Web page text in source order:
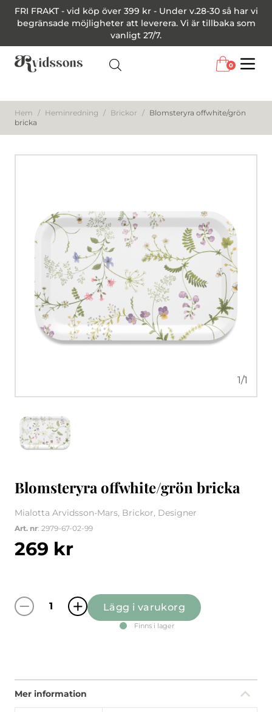
FRI FRAKT - vid köp över 399 kr - Under v.28-30 så har vi
begränsade möjligheter att leverera. Vi är tillbaka som
vanligt 27/7.
0
Hem / Heminredning / Brickor / Blomsteryra offwhite/grön
bricka
1/1
Blomsteryra offwhite/grön bricka
Mialotta Arvidsson-Mars, Brickor, Designer
Art. nr: 2979-67-02-99
269 kr
Blomsteryra offwhite/grön bricka mängd
Lägg i varukorg
Finns i lager
Mer information